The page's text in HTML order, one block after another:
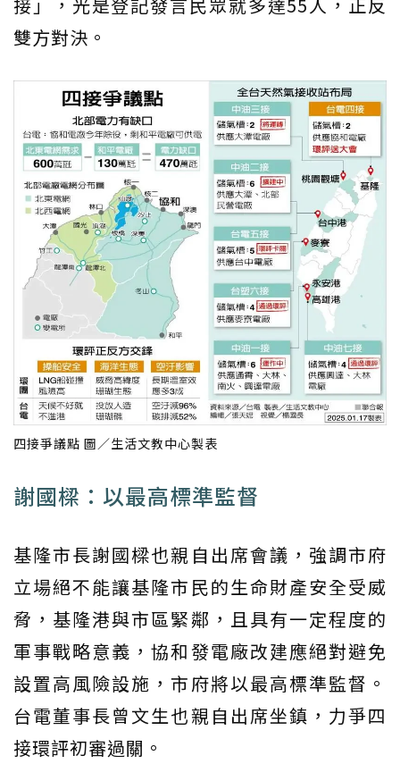
接」，光是登記發言民眾就多達55人，正反
雙方對決。
四接爭議點 圖／生活文教中心製表
謝國樑：以最高標準監督
基隆市長謝國樑也親自出席會議，強調市府
立場絕不能讓基隆市民的生命財產安全受威
脅，基隆港與市區緊鄰，且具有一定程度的
軍事戰略意義，協和發電廠改建應絕對避免
設置高風險設施，市府將以最高標準監督。
台電董事長曾文生也親自出席坐鎮，力爭四
接環評初審過關。